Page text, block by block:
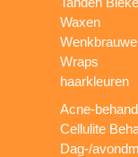
Waxen
Wraps
haarkleuren
Acne-
Cellulite
Dag-/